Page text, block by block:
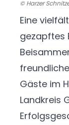
© Harzer
Eine
gezapftes
Gäste im
Landkreis